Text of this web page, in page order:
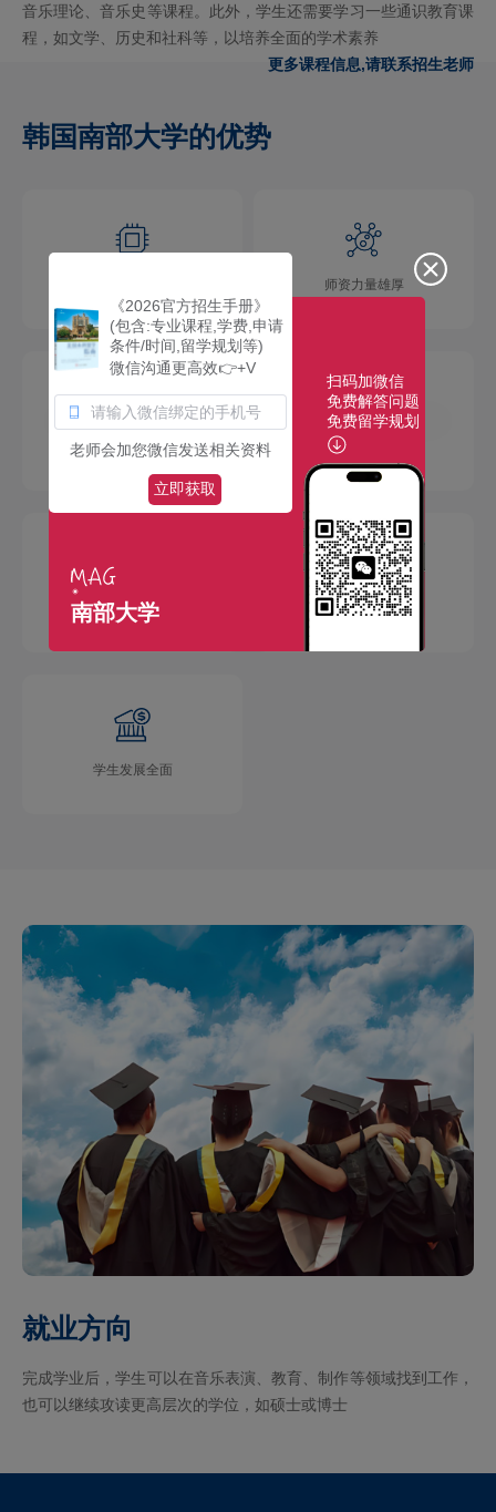
音乐理论、音乐史等课程。此外，学生还需要学习一些通识教育课
程，如文学、历史和社科等，以培养全面的学术素养‌
更多课程信息,请联系招生老师
韩国南部大学的优势
师资力量雄厚
校园环境优美 社团活动多彩
国际交流广泛 学术成果丰硕
学生发展全面
就业方向
完成学业后，学生可以在音乐表演、教育、制作等领域找到工作，
也可以继续攻读更高层次的学位，如硕士或博士‌
《2026官方招生手册》
(包含:专业课程,学费,申请
条件/时间,留学规划等)
微信沟通更高效👉+V
老师会加您微信发送相关资料
立即获取
南部大学
扫码加微信
免费解答问题
免费留学规划